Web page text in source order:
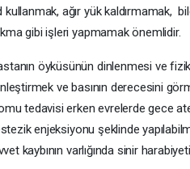
ağır yük kaldırmamak,
gibi işleri yapmamak önemlidir.
öyküsünün dinlenmesi ve
ve basının derecesini
tedavisi erken evrelerde gece
enjeksiyonu şeklinde
kaybının varlığında sinir